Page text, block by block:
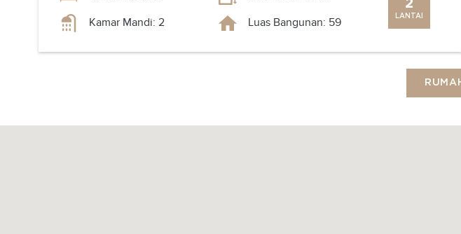
Kamar Mandi: 2
Luas Bangunan: 59
2
LANTAI